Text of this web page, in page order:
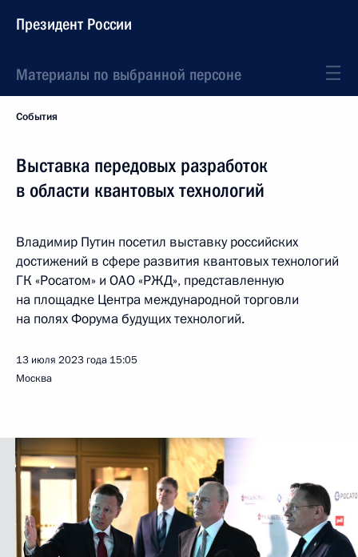
Президент России
Материалы по выбранной персоне
События
Выставка передовых разработок
в области квантовых технологий
Владимир Путин посетил выставку российских
достижений в сфере развития квантовых технологий
ГК «Росатом» и ОАО «РЖД», представленную
на площадке Центра международной торговли
на полях Форума будущих технологий.
13 июля 2023 года 15:05
Москва